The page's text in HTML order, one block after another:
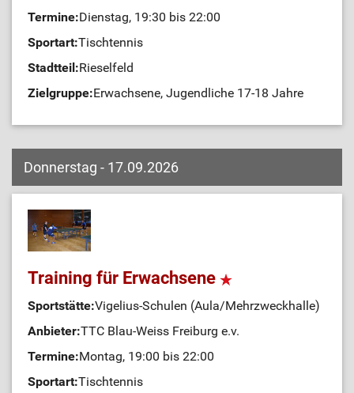
Termine:Dienstag, 19:30 bis 22:00
Sportart:Tischtennis
Stadtteil:Rieselfeld
Zielgruppe:Erwachsene, Jugendliche 17-18 Jahre
Donnerstag - 17.09.2026
Training für Erwachsene
Sportstätte:Vigelius-Schulen (Aula/Mehrzweckhalle)
Anbieter:TTC Blau-Weiss Freiburg e.v.
Termine:Montag, 19:00 bis 22:00
Sportart:Tischtennis